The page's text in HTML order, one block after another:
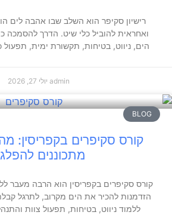
רישיון סקיפר הוא השלב שבו אהבה לים
ואחראית להוביל כלי שיט. הדרך להסמכה
הים, ניווט, בטיחות, תקשורת ימית, תפעול
admin יולי 27, 2026
BLOG
קורס סקיפרים בקפריסין:
מתכוננים
קורס סקיפרים בקפריסין הוא הרבה מעבר
הזדמנות להכיר את הים מקרוב, לתרגל
ללמוד ניווט, בטיחות, תפעול צוות